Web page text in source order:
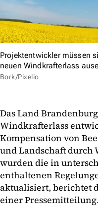
Projektentwickler müssen
neuen Windkrafterlass
Bork/Pixelio
Das Land
Windkrafterlass
Kompensation von
und Landschaft durch
wurden die in
enthaltenen
aktualisiert, berichtet
einer Pressemitteilung.